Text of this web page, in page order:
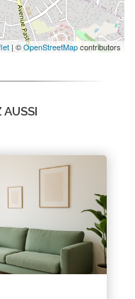
| ©OpenStreetMapcontributors
AUSSI